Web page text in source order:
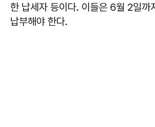
한 납세자 등이다. 이들은 6월 2일까
납부해야 한다.